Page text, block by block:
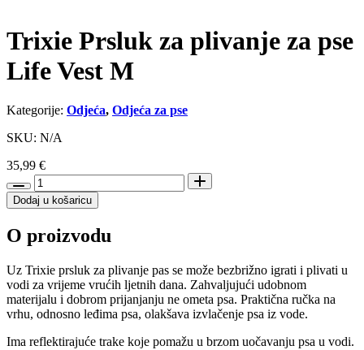
Trixie Prsluk za plivanje za pse
Life Vest M
Kategorije: Odjeća, Odjeća za pse
SKU: N/A
35,99 €
Trixie
Prsluk
za
za
Life
Vest
M
količina
Dodaj u košaricu
O proizvodu
Uz Trixie prsluk za plivanje pas se može bezbrižno igrati i plivati u
vodi za vrijeme vrućih ljetnih dana. Zahvaljujući udobnom
materijalu i dobrom prijanjanju ne ometa psa. Praktična ručka na
vrhu, odnosno leđima psa, olakšava izvlačenje psa iz vode.
Ima reflektirajuće trake koje pomažu u brzom uočavanju psa u vodi.